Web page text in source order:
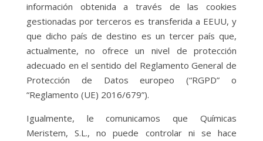
información obtenida a través de las cookies
gestionadas por terceros es transferida a EEUU, y
que dicho país de destino es un tercer país que,
actualmente, no ofrece un nivel de protección
adecuado en el sentido del Reglamento General de
Protección de Datos europeo (“RGPD” o
“Reglamento (UE) 2016/679”).
Igualmente, le comunicamos que Químicas
Meristem, S.L., no puede controlar ni se hace